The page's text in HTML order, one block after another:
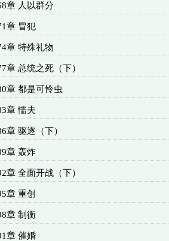
章 人以群分
章 冒犯
章 特殊礼物
章 总统之死（下）
章 都是可怜虫
章 懦夫
章 驱逐（下）
章 轰炸
章 全面开战（下）
章 重创
章 制衡
章 催婚